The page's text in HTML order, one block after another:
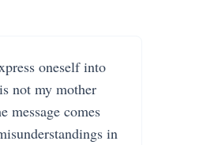
oneself into
not my mother
message comes
in